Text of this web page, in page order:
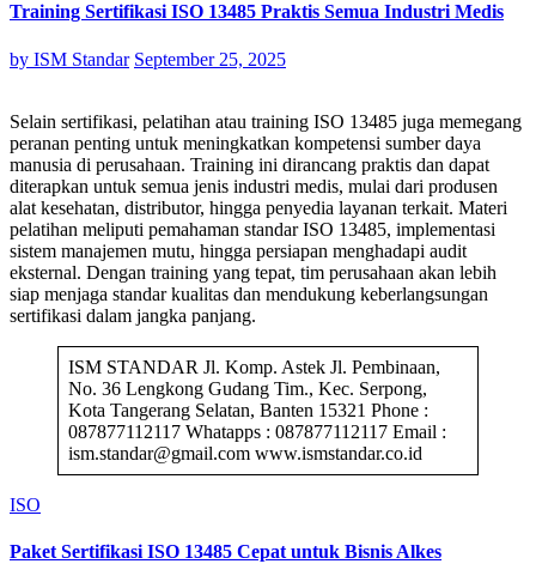
Training Sertifikasi ISO 13485 Praktis Semua Industri Medis
by ISM Standar September 25, 2025
Selain sertifikasi, pelatihan atau training ISO 13485 juga memegang
peranan penting untuk meningkatkan kompetensi sumber daya
manusia di perusahaan. Training ini dirancang praktis dan dapat
diterapkan untuk semua jenis industri medis, mulai dari produsen
alat kesehatan, distributor, hingga penyedia layanan terkait. Materi
pelatihan meliputi pemahaman standar ISO 13485, implementasi
sistem manajemen mutu, hingga persiapan menghadapi audit
eksternal. Dengan training yang tepat, tim perusahaan akan lebih
siap menjaga standar kualitas dan mendukung keberlangsungan
sertifikasi dalam jangka panjang.
ISM STANDAR Jl. Komp. Astek Jl. Pembinaan,
No. 36 Lengkong Gudang Tim., Kec. Serpong,
Kota Tangerang Selatan, Banten 15321 Phone :
087877112117 Whatapps : 087877112117 Email :
ism.standar@gmail.com www.ismstandar.co.id
ISO
Paket Sertifikasi ISO 13485 Cepat untuk Bisnis Alkes